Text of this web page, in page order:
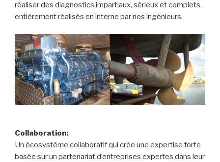
réaliser des diagnostics impartiaux, sérieux et complets,
entièrement réalisés en interne par nos ingénieurs.
Collaboration:
Un écosystème collaboratif qui crée une expertise forte
basée sur un partenariat d’entreprises expertes dans leur